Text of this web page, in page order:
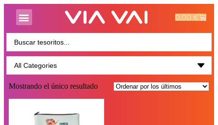
0,00€
Mostrando el único resultado